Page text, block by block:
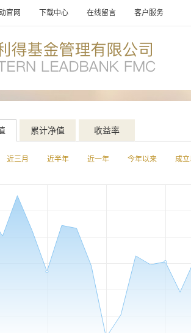
官网 下载中心 在线留言 客户服务
累计净值 收益率
近三月 近半年 近一年 今年以来 成